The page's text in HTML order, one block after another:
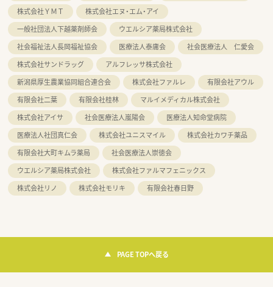
株式会社ＹＭＴ
株式会社エヌ・エム・アイ
一般社団法人下越薬剤師会
ウエルシア薬局株式会社
社会福祉法人長岡福祉協会
医療法人泰庸会
社会医療法人 仁愛会
株式会社サンドラッグ
アルフレッサ株式会社
新潟県厚生農業協同組合連合会
株式会社ファルレ
有限会社アウル
有限会社二葉
有限会社桂林
マルイメディカル株式会社
株式会社アイサ
社会医療法人嵐陽会
医療法人知命堂病院
医療法人社団真仁会
株式会社ユニスマイル
株式会社カワチ薬品
有限会社大町キムラ薬局
社会医療法人崇徳会
ウエルシア薬局株式会社
株式会社ファルマフェニックス
株式会社リノ
株式会社モリキ 有限会社春日野
PAGE TOPへ戻る